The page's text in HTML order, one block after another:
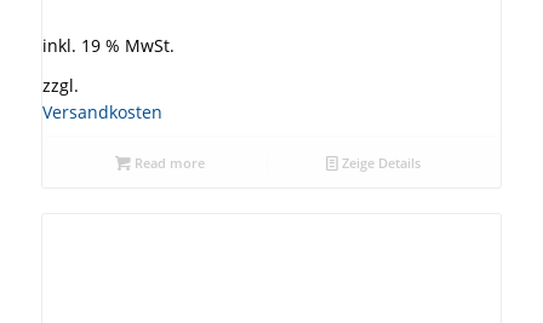
inkl. 19 % MwSt.
zzgl.
Versandkosten
Read more Zeige Details